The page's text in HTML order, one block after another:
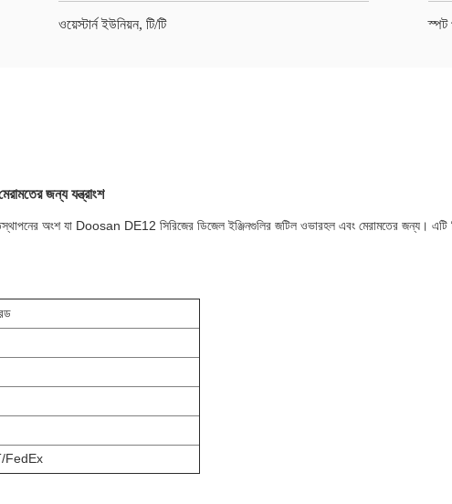
ওয়েস্টার্ন ইউনিয়ন, টি/টি স্পট
জন্য যন্ত্রাংশ
অংশ যা Doosan DE12 সিরিজের ডিজেল ইঞ্জিনগুলির জটিল ওভারহল এবং মেরামতের জন্য। এটি
FedEx